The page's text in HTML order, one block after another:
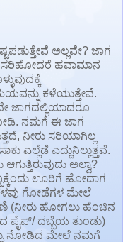
ಅಲ್ಲವೇ? ಜಾಗ
ಹವಾಮಾನ
ಕಳೆಯುತ್ತೇವೆ.
ಜಾಗದಲ್ಲಿಯಾದರೂ
ನಮಗೆ ಈ ಜಾಗ
ನೀರು ಸರಿಯಾಗಿಲ್ಲ
ಎಲ್ಲೆಡೆ ಎದ್ದುನಿಲ್ಲುತ್ತವೆ.
ಅಲ್ವಾ?
ಊರಿಗೆ ಹೋದಾಗ
ಗೋಡೆಗಳ ಮೇಲೆ
(ನೀರು ಹೋಗಲು ಹೆಂಚಿನ
ಪೈಪ್/ ದಬ್ಬೆಯ ತುಂಡು)
ನೋಡಿದ ಮೇಲೆ ನಮಗೆ